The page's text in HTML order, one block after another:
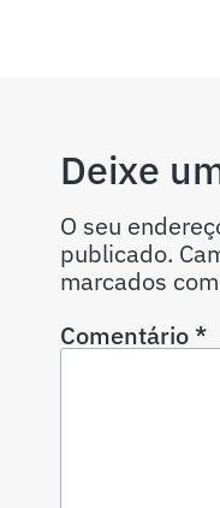
Deixe
O seu
publicado.
marcados com
Comentário*